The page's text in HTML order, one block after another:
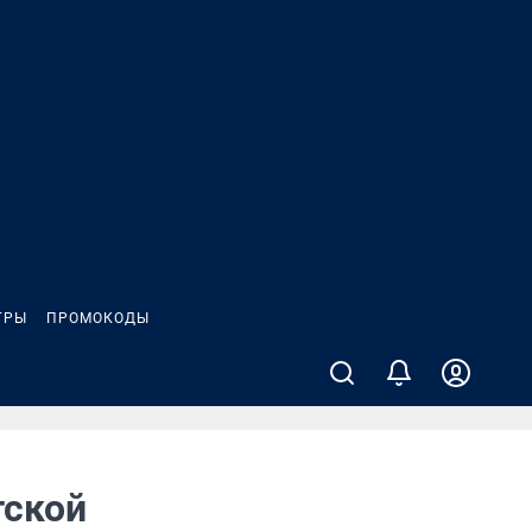
ПРОМОКОДЫ